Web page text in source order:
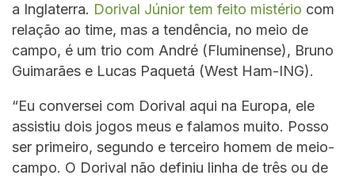
a Inglaterra. Dorival Júnior tem feito mistério com
relação ao time, mas a tendência, no meio de
campo, é um trio com André (Fluminense), Bruno
Guimarães e Lucas Paquetá (West Ham-ING).
“Eu conversei com Dorival aqui na Europa, ele
assistiu dois jogos meus e falamos muito. Posso
ser primeiro, segundo e terceiro homem de meio-
campo. O Dorival não definiu linha de três ou de